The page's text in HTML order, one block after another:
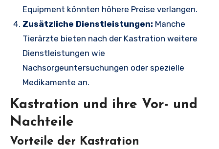
Equipment könnten höhere Preise verlangen.
Zusätzliche Dienstleistungen: Manche
Tierärzte bieten nach der Kastration weitere
Dienstleistungen wie
Nachsorgeuntersuchungen oder spezielle
Medikamente an.
Kastration und ihre Vor- und
Nachteile
Vorteile der Kastration